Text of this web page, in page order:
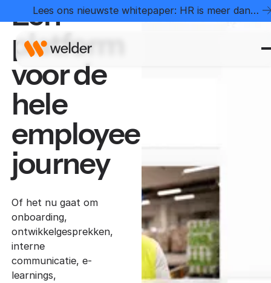
Lees ons nieuwste whitepaper: HR is meer dan
administratie
Eén
platform
voor de
hele
employee
journey
Of het nu gaat om
onboarding,
ontwikkelgesprekken,
interne
communicatie, e-
learnings,